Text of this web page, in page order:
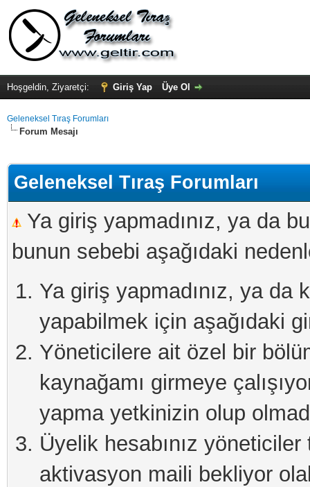
Hoşgeldin, Ziyaretçi: Giriş Yap Üye Ol
Geleneksel Tıraş Forumları
Forum Mesajı
Geleneksel Tıraş Forumları
Ya giriş yapmadınız, ya da
bunun sebebi aşağıdaki
Ya giriş yapmadınız, ya da
yapabilmek için aşağıdaki
Yöneticilere ait özel bir
kaynağamı girmeye
yapma yetkinizin olup
Üyelik hesabınız
aktivasyon maili bekliyor